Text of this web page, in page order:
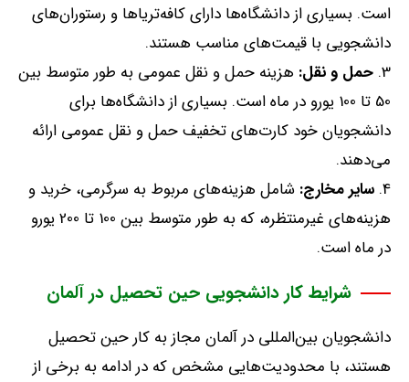
است. بسیاری از دانشگاه‌ها دارای کافه‌تریاها و رستوران‌های
دانشجویی با قیمت‌های مناسب هستند.
حمل و نقل: هزینه حمل و نقل عمومی به طور متوسط بین
50 تا یورو در ماه است. بسیاری از دانشگاه‌ها برای
دانشجویان خود کارت‌های تخفیف حمل و نقل عمومی ارائه
می‌دهند.
سایرمخارج: شامل هزینه‌های مربوط به سرگرمی، خرید و
هزینه‌های غیرمنتظره، که به طور متوسط بین
تا
یورو
در ماه است.
شرایط کار دانشجویی حین تحصیل در آلمان
دانشجویان بین‌المللی در آلمان مجاز به کار حین تحصیل
هستند، با محدودیت‌هایی مشخص که در ادامه به برخی از